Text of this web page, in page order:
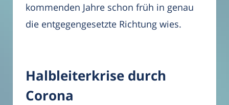
kommenden Jahre schon früh in genau
die entgegengesetzte Richtung wies.
Halbleiterkrise durch
Corona